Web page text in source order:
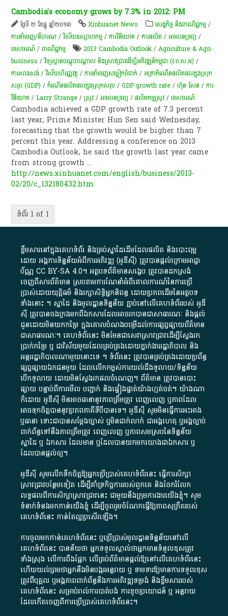
Cambodia's economy grows by 7.3% in 2012: PM
ថ្ងៃទី ២ ខែធ្នូ ឆ្នាំ២០១៣ Xinhuanet News សេដ្ឋកិច្ច និងពាណិជ្ជកម្ម /
ការនាំចេញ/នីហរណ /វិស័យឧស្សាហកម្ម /ការវិនិយោគ /ការផលិត​ /​អចលនទ្រព្យ​ /
ទេសចរណ៍ /ពាណិជ្ជកម្ម 2013 Cambodia Outlook /Agriculture & Agri-
business /វិទ្យស្ថានបណ្តុះបណ្តាល និងស្រាវជ្រាវដើម្បីអភិវឌ្ឍន៍កម្ពុជា (វ.ប.ស.អ) /
ការសាងសង់ /វិស័យ​ហិរញ្ញវត្ថុ /ការ​នាំ​ចេញ​សម្លៀក​បំពាក់ /អត្រា​កំណើន​ផលិតផល​ក្នុង​ស្រុក​
សរុប​ (GDP)​ /កំណើនផលិតផលក្នុងស្រុកសរុប /GDP growth rate /ហ៊ុន សែន /ការ
វិនិយោគ /Larry Strange /ស្រូវ /​អចលនទ្រព្យ​ /ផលិតកម្មស្រូវ /ទេសចរណ៍
Cambodia achieved a GDP growth rate of 7.3 percent
last year, Prime Minister Hun Sen said Wednesday,
forecasting that the growth would be higher than 7
percent this year. Addressing a conference on 2013
Cambodia Outlook, he said the growth last year came
from strong growth...
http://news.xinhuanet.com/english/business/2013-
02/20/c_132180432.htm
ទំព័រ 1 of 1
ខ្លឹមសារ​នៅ​ក្នុង​គេហទំព័រ និង​គ្រប់​ស្នា​ដៃ​ដើម​ដែល​ផលិត​ និង​បោះពុម្ព​
ដោយ​ អង្គការ​ទិន្នន័យ​អំពី​ការអភិវឌ្ឍ​​ (អូ​ឌី​ស៊ី)​ ត្រូវ​បាន​ផ្តល់​ក្រោម​អាជ្ញា
ប័ណ្ណ​CC BY-SA 4.0។​ អត្ថបទ​ព័ត៌មាន​សង្ខេប​ ត្រូវ​បាន​ដកស្រង់​
ចេញពី​សារព័ត៌មាន ស្របតាមការ​ណែនាំ​អំពី​គោលការណ៍​នៃ​ការ​ប្រើ
ប្រាស់​ដោយ​យុត្តិធម៌​ និង​រក្សាសិទ្ធិអ្នកនិពន្ធ ដោយ​ប្រភពដើម​នៃ​​អត្ថបទ
ទាំង​នោះ​ ។​ ស្នាដៃ​ និង​មូលដ្ឋាន​ទិន្នន័យ ​ភ្ជាប់​នៅ​លើ​គេហទំព័រ​របស់​ អូ​ឌី​
ស៊ី​ ត្រូវ​បាន​ចងក្រង​មក​ពី​ឯកសារ​ដែល​អាច​រក​បានជា​សាធារណៈ​ និង​ផ្តល់​
ជូន​ដោយ​មិន​យក​កម្រៃ​ ក្នុង​គោលបំណង​បម្រើ​ដល់ការ​ផ្សព្វផ្សាយ​ព័ត៌មាន​
ជា​សាធារណៈ​។​ គេហទំព័រ​នេះ​ មិនមែន​ជា​សេវា​ស្រាវជ្រាវ​ដើម្បី​ស្វែងរក
ប្រាក់​កម្រៃ​ ឬ​ ជា​វិស័យ​មួយ​ដែល​គ្រប់គ្រង​ដោយ​ភ្នាក់ងារ​រដ្ឋាភិបាល​ និង ​
អន្តររដ្ឋាភិបាល​ណាមួយ​នោះ​ទេ ​។​ ទំព័រ​នេះ​ ត្រូវ​បាន​គ្រប់គ្រង​ដោយ​ប្រព័ន្ធ​
ផ្សព្វផ្សាយ​ឯកជន​មួយ​ ដែល​លើកកម្ពស់​ការ​យល់​ដឹង​ទូលាយ​/​ទិន្នន័យ​
បើក​ទូលាយ​ ដោយ​មិនស្វែង​រក​ផល​ចំណេញ​។​ ព័ត៌មាន​ ត្រូវ​បាន​បោះ
ផ្សាយ​ បន្ទាប់​ពី​ការ​មើល​ បញ្ជាក់​ និង​ផ្ទៀងផ្ទាត់​យ៉ាង​ហ្មត់ចត់​។​ យ៉ាងណា​
ក៏​ដោយ​ អូ​ឌី​ស៊ី​ មិន​អាច​ធានា​នូវ​ភាព​ត្រឹមត្រូវ​ ពេញលេញ​ ឬ​ភាព​ដែល​
អាច​ទុកចិត្ត​បាននូវ​ប្រភព​ភាគី​ទី​បី​បាន​ទេ​។​ អូ​ឌី​ស៊ី​ សូម​មិន​ធ្វើការ​អះអាង​
ឬ​ធានា​ ទោះជា​បាន​សម្តែង​ច្បាស់​ ឬ​មិន​ជាក់លាក់​ ជា​អង្គហេតុ​ ឬ​អង្គច្បាប់​
ពាក់ព័ន្ធ​ទៅ​នឹង​ភាព​ត្រឹមត្រូវ​ ពេញលេញ​ ឬ​ភាព​សម​ស្រប​នៃ​ទិន្នន័យ​
ស្នាដៃ​ ឬ​ ឯកសារ​ ដែល​មាន​ ឬ​ដែល​បាន​យក​មក​យោង​ជា​ឯកសារ​ ឬ​
ដែល​បាន​ផ្តល់​ឲ្យ​។
អូឌីស៊ី សូមលើកទឹកចិត្តឱ្យអ្នកប្រើប្រាស់គេហទំព័រនេះ ធ្វើការសិក្សា
ស្រាវជ្រាវបន្ថែមទៀត ដើម្បីគាំទ្រកិច្ចការ​របស់ពួកគេ និងចែករំលែក
លទ្ធផលពីការសិក្សាស្រាវជ្រាវនេះ ជាមួយនឹងក្រុមការងារយើងខ្ញុំ។ សូម
ទំនាក់ទំនងមកកាន់យើងខ្ញុំ ដើម្បីចូលរួមចំណែកធ្វើឱ្យភាពសុក្រឹតរបស់
គេហទំព័នេះ កាន់តែល្អប្រសើរឡើង។
ការចូលមកកាន់គេហទំព័រនេះ ឬប្រើប្រាស់មូលដ្ឋានទិន្នន័យនៅលើ
គេហទំព័រនេះ បានន័យថា អ្នកទទួលស្គាល់ថាអ្នកមានទំនួលខុសត្រូវ
ទាំងស្រុង លើការពឹងផ្អែក លើគ្រប់ព័ត៌មានផ្តល់ឱ្យនៅលើគេហទំព័រនេះ
ហើយយល់ព្រមថាអ្នកនឹងមិនបង្ករអន្តរាយ ឬ ទាមទារ​ឱ្យមានការទទួលខុស​
ត្រូវពីបុគ្គល ឬអង្គភាពពាក់ព័ន្ធនឹងការអភិវឌ្ឍទម្រង់ និងខ្លឹមសាររបស់
គេហទំព័រនេះ សម្រាប់រាល់ការបាត់បង់ ការខូចប្រយោជន៍ ឬ អន្តរាយ
ដែលកើតចេញពីការប្រើប្រាស់គេហទំព័រនេះ។